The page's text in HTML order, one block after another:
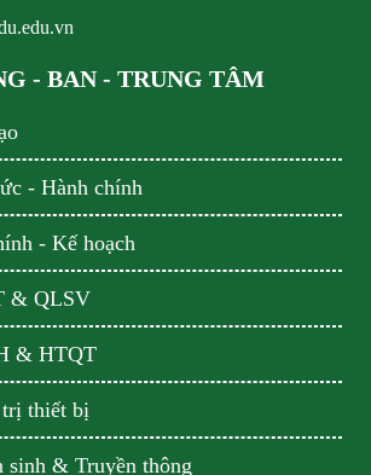
- BAN - TRUNG TÂM
- Hành chính
- Kế hoạch
& QLSV
& HTQT
trị thiết bị
sinh & Truyền thông